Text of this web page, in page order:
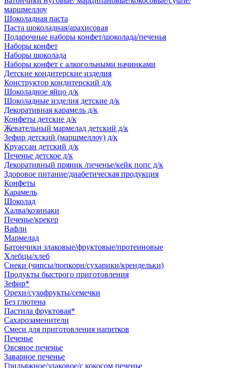
маршмеллоу
Шоколадная паста
Паста шоколадная/арахисовая
Подарочные наборы конфет/шоколада/печенья
Наборы конфет
Наборы шоколада
Наборы конфет с алкогольными начинками
Детские кондитерские изделия
Конструктор кондитерский д/к
Шоколадное яйцо д/к
Шоколадные изделия детские д/к
Декоративная карамель д/к
Конфеты детские д/к
Жевательный мармелад детский д/к
Зефир детский (маршмеллоу) д/к
Круассан детский д/к
Печенье детское д/к
Декоративный пряник /печенье/кейк попс д/к
Здоровое питание/диабетическая продукция
Конфеты
Карамель
Шоколад
Халва/козинаки
Печенье/крекер
Вафли
Мармелад
Батончики злаковые/фруктовые/протеиновые
Хлебцы/хлеб
Снеки (чипсы/попкорн/сухарики/крендельки)
Продукты быстрого приготовления
Зефир*
Орехи/сухофрукты/семечки
Без глютена
Пастила фруктовая*
Сахарозаменители
Смеси для приготовления напитков
Печенье
Овсяное печенье
Заварное печенье
Грильяжное/злаковое/с кокосом печенье